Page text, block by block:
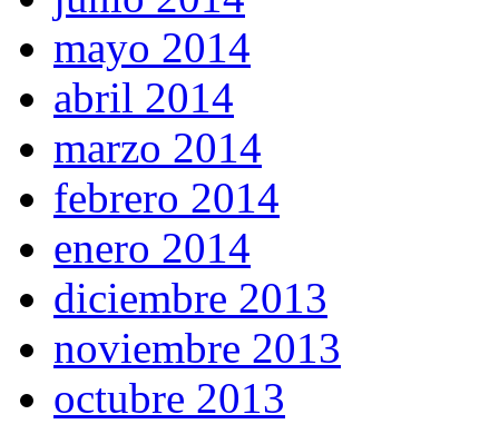
mayo 2014
abril 2014
marzo 2014
febrero 2014
enero 2014
diciembre 2013
noviembre 2013
octubre 2013